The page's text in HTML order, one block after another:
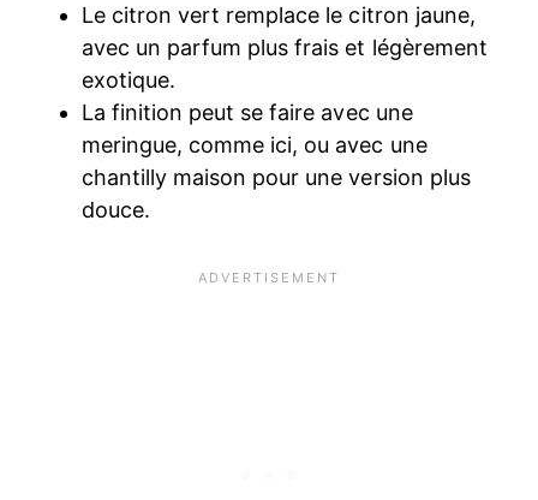
Le citron vert remplace le citron jaune,
avec un parfum plus frais et légèrement
exotique.
La finition peut se faire avec une
meringue, comme ici, ou avec une
chantilly maison pour une version plus
douce.